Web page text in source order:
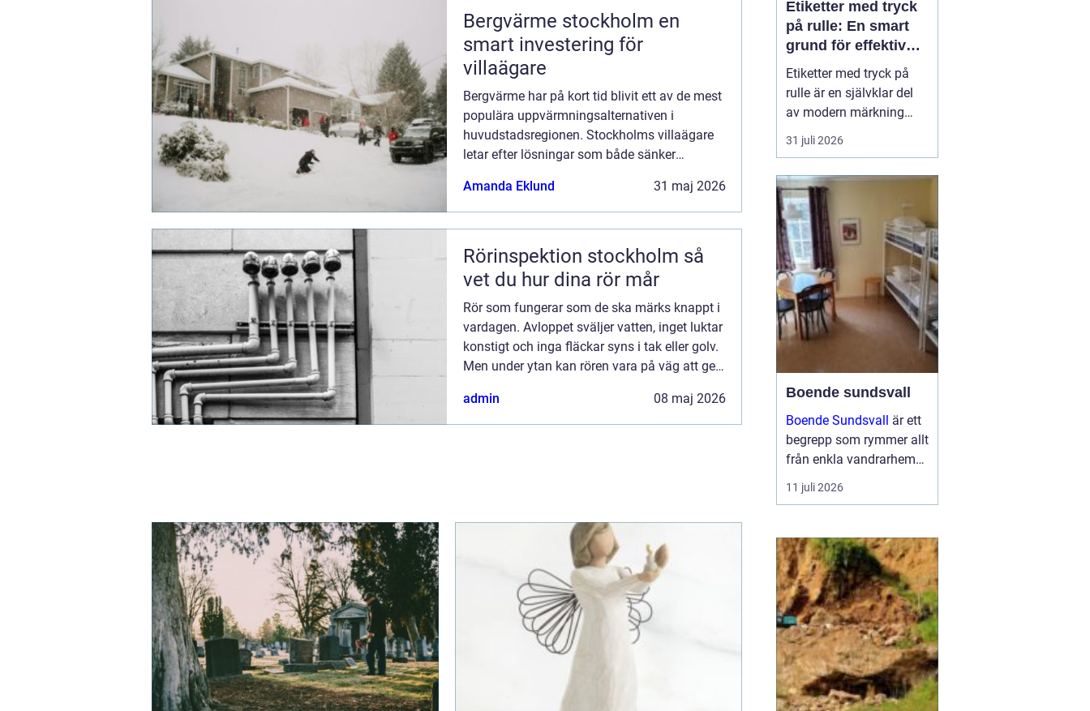
Bergvärme stockholm en
smart investering för
villaägare
Bergvärme har på kort tid blivit ett av de mest
populära uppvärmningsalternativen i
huvudstadsregionen. Stockholms villaägare
letar efter lösningar som både sänker
Amanda Eklund 31 maj 2026
Rörinspektion stockholm så
vet du hur dina rör mår
Rör som fungerar som de ska märks knappt i
vardagen. Avloppet sväljer vatten, inget luktar
konstigt och inga fläckar syns i tak eller golv.
Men under ytan kan rören vara på väg att ge
bild av rörens skick...
admin 08 maj 2026
Etiketter med tryck
på rulle: En smart
grund för effektiv
märkning
Etiketter med tryck på
rulle är en självklar del
av modern märkning
inom industri, handel
och logistik. Oavsett om
handel eller tekniska
produkter krävs
lösningar som är
effektiva, drif...
31 juli 2026
Boende sundsvall
Boende Sundsvall är ett
begrepp som rymmer allt
från enkla vandrarhem
till hotell och
långtidsboenden, och
som passar många olika
behov och plånböcker.
Boende sundsvall för...
11 juli 2026